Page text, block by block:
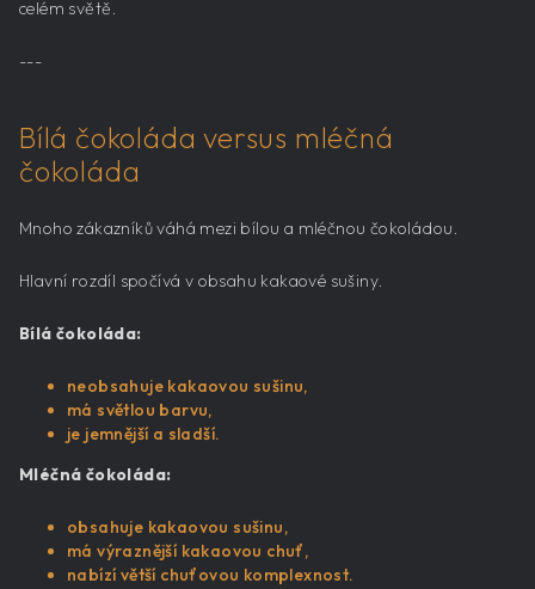
celém světě.
---
Bílá čokoláda versus mléčná
čokoláda
Mnoho zákazníků váhá mezi bílou a mléčnou čokoládou.
Hlavní rozdíl spočívá v obsahu kakaové sušiny.
Bílá čokoláda:
neobsahuje kakaovou sušinu,
má světlou barvu,
je jemnější a sladší.
Mléčná čokoláda:
obsahuje kakaovou sušinu,
má výraznější kakaovou chuť,
nabízí větší chuťovou komplexnost.